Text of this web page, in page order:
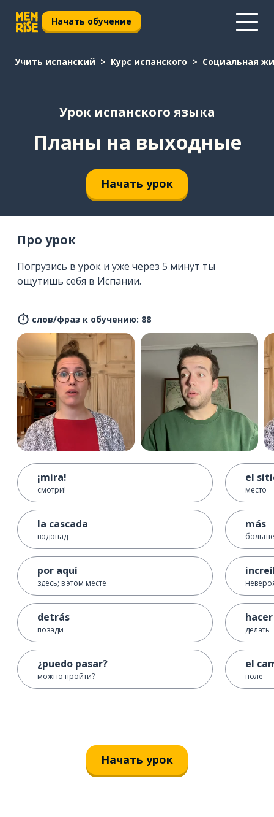
Начать обучение
Учить испанский Курс испанского Социальная
Урок испанского языка
Планы на выходные
Начать урок
Про урок
Погрузись в урок и уже через 5 минут ты
ощутишь себя в Испании.
слов/фраз к обучению: 88
¡mira!
смотри!
la cascada
водопад
por aquí
здесь; в этом месте
detrás
позади
¿puedo pasar?
можно пройти?
el
место
más
больше
hacer
делать
el
поле
Начать урок